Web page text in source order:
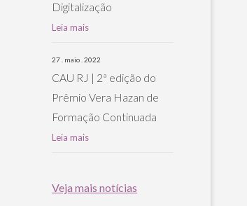
Digitalização
Leia mais
27 . maio . 2022
CAU RJ | 2ª edição do
Prêmio Vera Hazan de
Formação Continuada
Leia mais
Veja mais notícias